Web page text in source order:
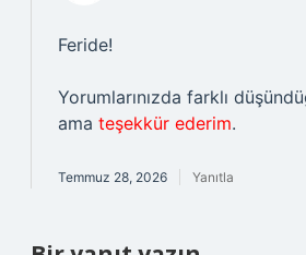
Feride!
Yorumlarınızda farklı
ama teşekkür ederim.
Temmuz 28, 2026 Yanıtla